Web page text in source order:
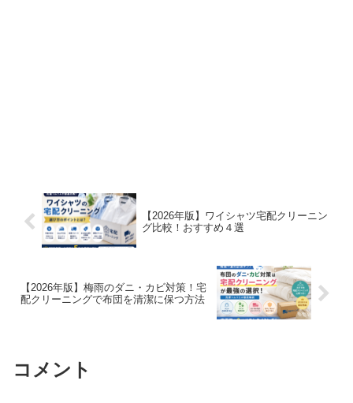
【2026年版】ワイシャツ宅配クリーニン
グ比較！おすすめ４選
【2026年版】梅雨のダニ・カビ対策！宅
配クリーニングで布団を清潔に保つ方法
コメント